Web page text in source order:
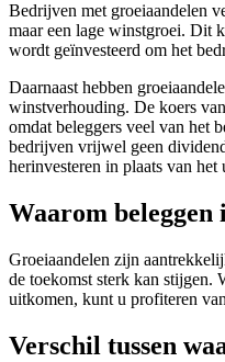
Bedrijven met groeiaandelen
maar een lage winstgroei. Dit
wordt geïnvesteerd om het
Daarnaast hebben
winstverhouding. De koers
omdat beleggers veel van het
bedrijven vrijwel geen
herinvesteren in plaats van het
Waarom beleggen
Groeiaandelen zijn
de toekomst sterk kan stijgen.
uitkomen, kunt u profiteren
Verschil tussen